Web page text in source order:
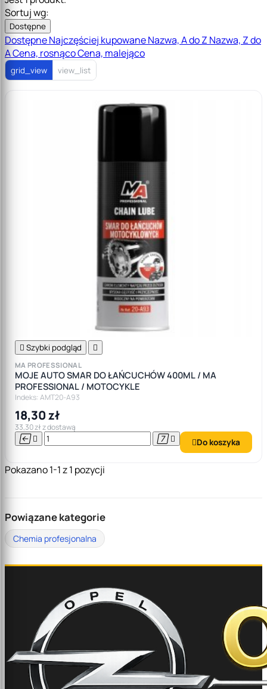
Sortuj wg:
Dostępne
DostępneNajczęściej kupowaneNazwa, A do Z Nazwa, Z do
ACena, rosnącoCena, malejąco
grid_view view_list
 Szybki podgląd 
MA PROFESSIONAL
MOJE AUTO SMAR DO ŁAŃCUCHÓW 400ML / MA
PROFESSIONAL / MOTOCYKLE
Indeks: AMT20-A93
18,30 zł
33,30 zł z dostawą
    Do koszyka
Pokazano 1-1 z 1 pozycji
Powiązane kategorie
Chemia profesjonalna